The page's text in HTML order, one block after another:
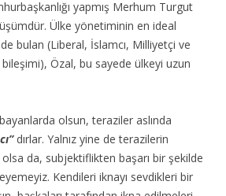
yapmış Merhum Turgut
Ülke yönetiminin en ideal
bulan (Liberal, İslamcı, Milliyetçi ve
Özal, bu sayede ülkeyi uzun
olsun, teraziler aslında
dırlar. Yalnız yine de terazilerin
olsa da, subjektiflikten başarı bir şekilde
Kendileri iknayı sevdikleri bir